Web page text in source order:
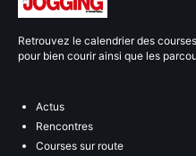
Retrouvez le calendrier des
pour bien courir ainsi que les
Actus
Rencontres
Courses sur route